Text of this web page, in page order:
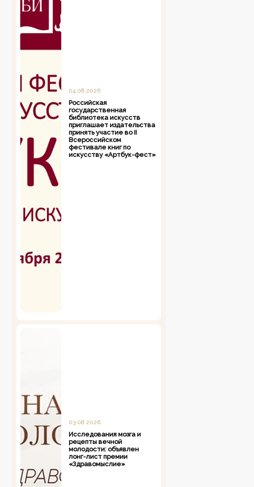
04.08.2026
Российская
государственная
библиотека искусств
приглашает издательства
принять участие во II
Всероссийском
фестивале книг по
искусству «Артбук-фест»
03.08.2026
Исследования мозга и
рецепты вечной
молодости: объявлен
лонг-лист премии
«Здравомыслие»